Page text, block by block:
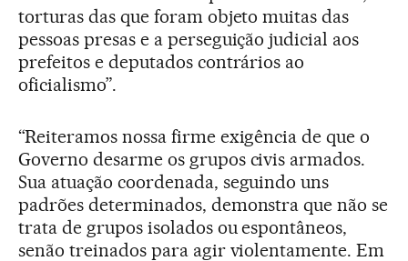
torturas das que foram objeto muitas das
pessoas presas e a perseguição judicial aos
prefeitos e deputados contrários ao
oficialismo”.
“Reiteramos nossa firme exigência de que o
Governo desarme os grupos civis armados.
Sua atuação coordenada, seguindo uns
padrões determinados, demonstra que não se
trata de grupos isolados ou espontâneos,
senão treinados para agir violentamente. Em